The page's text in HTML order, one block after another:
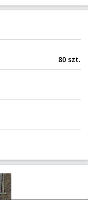
80 szt.
120 zł